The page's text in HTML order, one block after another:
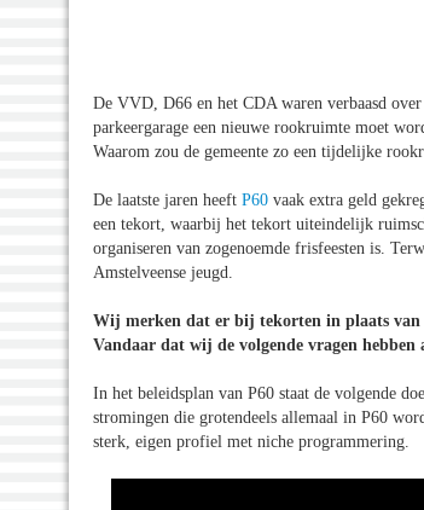
De VVD, D66 en het CDA waren verbaasd
parkeergarage een nieuwe rookruimte moet
Waarom zou de gemeente zo een tijdelijke
De laatste jaren heeft P60 vaak extra geld
een tekort, waarbij het tekort uiteindelijk
organiseren van zogenoemde frisfeesten is.
Amstelveense jeugd.
Wij merken dat er bij tekorten in plaats van
Vandaar dat wij de volgende vragen hebben
In het beleidsplan van P60 staat de volgende
stromingen die grotendeels allemaal in P60
sterk, eigen profiel met niche programmering.